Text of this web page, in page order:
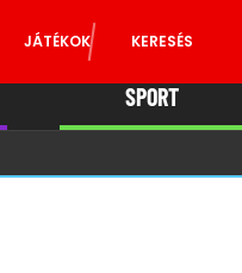
JÁTÉKOK KERESÉS
SPORT